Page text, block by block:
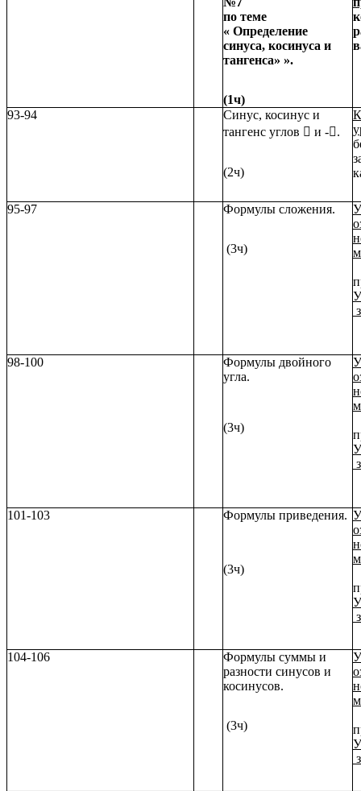
по теме
« Определение
синуса, косинуса и
тангенса» ».
(1ч)
93-94
Синус, косинус и
тангенс углов  и -.
(2ч)
95-97 Формулы сложения.
(3ч)
98-100
Формулы двойного
угла.
(3ч)
101-103 Формулы приведения.
(3ч)
104-106
Формулы суммы и
разности синусов и
косинусов.
(3ч)